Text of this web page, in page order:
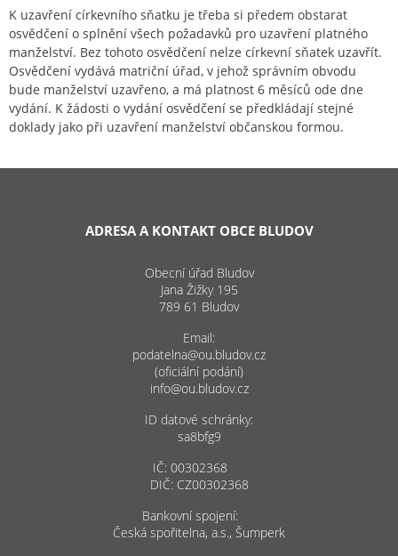
K uzavření církevního sňatku je třeba si předem obstarat
osvědčení o splnění všech požadavků pro uzavření platného
manželství. Bez tohoto osvědčení nelze církevní sňatek uzavřít.
Osvědčení vydává matriční úřad, v jehož správním obvodu
bude manželství uzavřeno, a má platnost 6 měsíců ode dne
vydání. K žádosti o vydání osvědčení se předkládají stejné
doklady jako při uzavření manželství občanskou formou.
ADRESA A KONTAKT OBCE BLUDOV
Obecní úřad Bludov
Jana Žižky 195
789 61 Bludov
Email:
podatelna@ou.bludov.cz
(oficiální podání)
info@ou.bludov.cz
ID datové schránky:
sa8bfg9
IČ: 00302368
DIČ: CZ00302368
Bankovní spojení:
Česká spořitelna, a.s., Šumperk